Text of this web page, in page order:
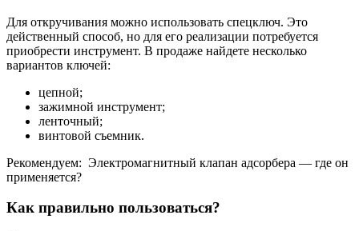
Для откручивания можно использовать спецключ. Это
действенный способ, но для его реализации потребуется
приобрести инструмент. В продаже найдете несколько
вариантов ключей:
цепной;
зажимной инструмент;
ленточный;
винтовой съемник.
Рекомендуем: Электромагнитный клапан адсорбера — где он
применяется?
Как правильно пользоваться?